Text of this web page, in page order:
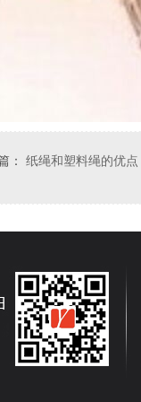
： 纸绳和塑料绳的优点